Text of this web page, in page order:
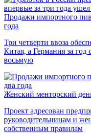
Продажи импортного
года
Три четверти ввоза
Китая, а Германия за год
восьмую
Женский менторский
Проект адресован
руководительницам и
собственным правилам